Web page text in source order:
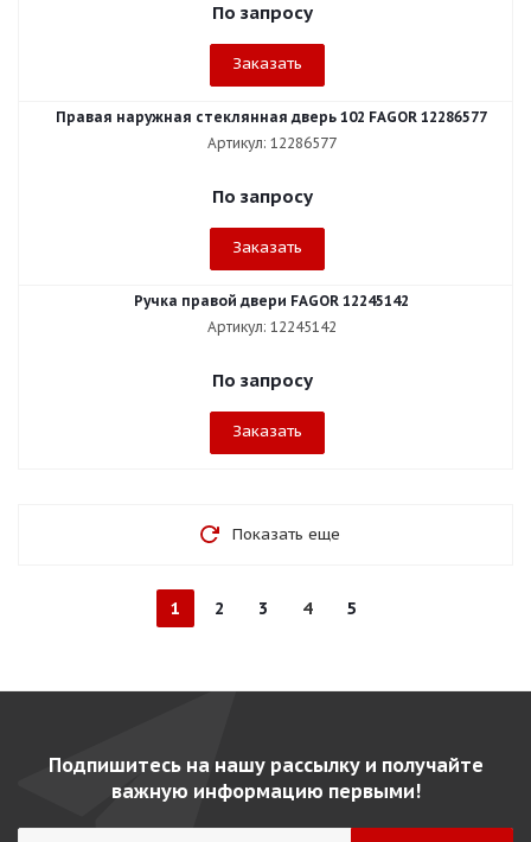
По запросу
Заказать
Правая наружная стеклянная дверь 102 FAGOR 12286577
Артикул: 12286577
По запросу
Заказать
Ручка правой двери FAGOR 12245142
Артикул: 12245142
По запросу
Заказать
Показать еще
1 2 3 4 5
Подпишитесь на нашу рассылку и получайте
важную информацию первыми!